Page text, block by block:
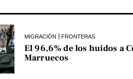
MIGRACIÓN FRONTERAS
El 96,6% de los huidos a
Marruecos